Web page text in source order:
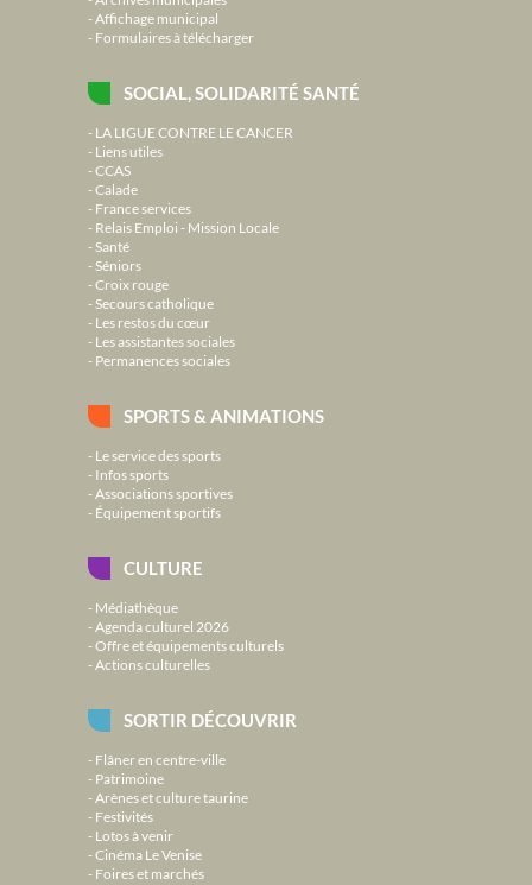
Affichage municipal
Formulaires à télécharger
SOCIAL, SOLIDARITÉ SANTÉ
LA LIGUE CONTRE LE CANCER
Liens utiles
CCAS
Calade
France services
Relais Emploi - Mission Locale
Santé
Séniors
Croix rouge
Secours catholique
Les restos du cœur
Les assistantes sociales
Permanences sociales
SPORTS & ANIMATIONS
Le service des sports
Infos sports
Associations sportives
Équipement sportifs
CULTURE
Médiathèque
Agenda culturel 2026
Offre et équipements culturels
Actions culturelles
SORTIR DÉCOUVRIR
Flâner en centre-ville
Patrimoine
Arènes et culture taurine
Festivités
Lotos à venir
Cinéma Le Venise
Foires et marchés